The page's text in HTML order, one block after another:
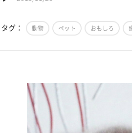
タグ： 動物 ペット おもしろ